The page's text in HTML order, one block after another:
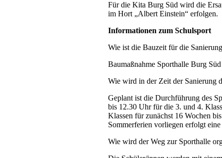
Für die Kita Burg Süd wird die
im Hort „Albert Einstein“ erfolgen.
Informationen zum Schulsport
Wie ist die Bauzeit für die
Baumaßnahme Sporthalle Burg
Wie wird in der Zeit der Sanierung
Geplant ist die Durchführung des
bis 12.30 Uhr für die 3. und 4.
Klassen für zunächst 16 Wochen
Sommerferien vorliegen erfolgt
Wie wird der Weg zur Sporthalle